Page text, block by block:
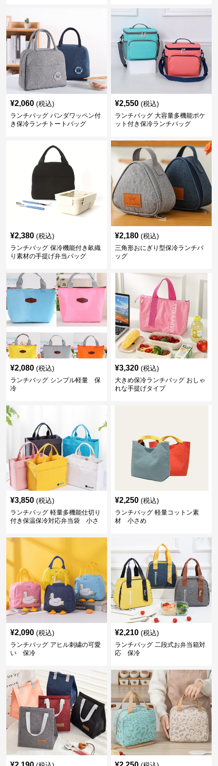
¥2,060 (税込)
ランチバッグ パンダワッペン付
き保冷ランチトートバッグ
¥2,550 (税込)
ランチバッグ 大容量多機能ポケ
ット付き保冷ランチバッグ
¥2,380 (税込)
ランチバッグ 保冷機能付き畝織
り素材の手提げ弁当バッグ
¥2,180 (税込)
三角形おにぎり型保冷ランチバ
ッグ
¥2,080 (税込)
ランチバッグ シンプル軽量 保
冷
¥3,320 (税込)
大きめ保冷ランチバッグ おしゃ
れな手提げタイプ
¥3,850 (税込)
ランチバッグ 軽量多機能仕切り
付き保温保冷対応弁当袋 小さ
¥2,250 (税込)
ランチバッグ 軽量コットン素
材 小さめ
¥2,090 (税込)
ランチバッグ アヒル刺繍の可愛
い 保冷
¥2,210 (税込)
ランチバッグ 二段式お弁当箱対
応 保冷